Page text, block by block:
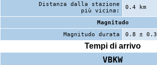
Distanza dalla stazione
più vicina:
0.4 km
Magnitudo
Magnitudo durata
0.8 ± 0.3
Tempi di arrivo
VBKW